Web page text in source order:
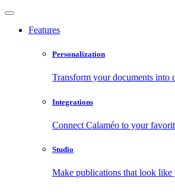
Features
Personalization
Transform your documents into
Integrations
Connect Calaméo to your
Studio
Make publications that look like